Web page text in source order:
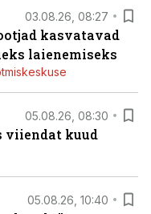
03.08.26, 08:27
kasvatavad
laienemiseks
05.08.26, 08:30
viiendat kuud
05.08.26, 10:40